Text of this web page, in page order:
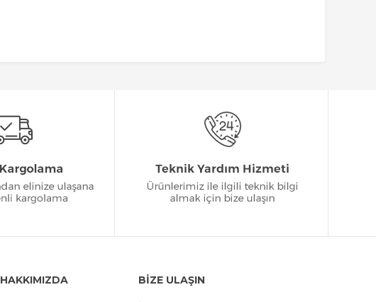
HAKKIMIZDA BİZE ULAŞIN